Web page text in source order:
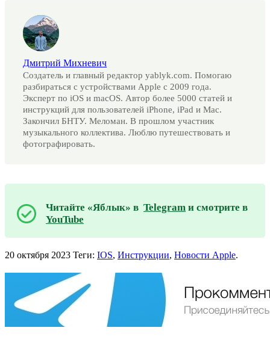
Дмитрий Михневич
Создатель и главный редактор yablyk.com. Помогаю
разбираться с устройствами Apple с 2009 года.
Эксперт по iOS и macOS. Автор более 5000 статей и
инструкций для пользователей iPhone, iPad и Mac.
Закончил БНТУ. Меломан. В прошлом участник
музыкального коллектива. Люблю путешествовать и
фотографировать.
Читайте «Яблык» в Telegram и смотрите в
YouTube
20 октября 2023 Теги: IOS, Инструкции, Новости Apple.